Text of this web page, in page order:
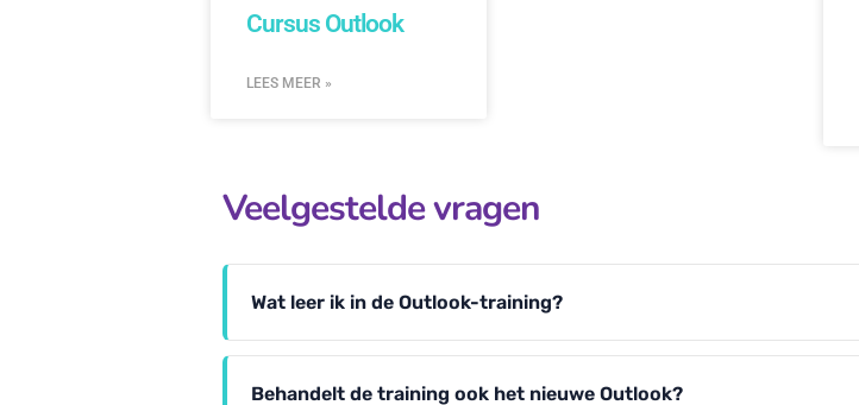
Cursus Outlook
LEES MEER »
Veelgestelde vragen
Wat leer ik in de Outlook-training?
Behandelt de training ook het nieuwe Outlook?